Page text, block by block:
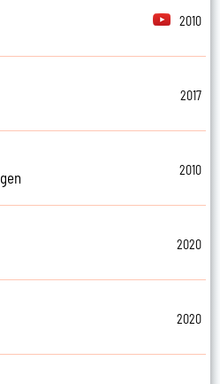
2010
2017
2010
2020
2020